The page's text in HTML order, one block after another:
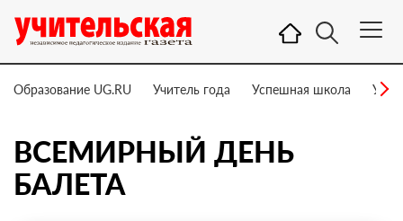
Образование UG.RU Учитель года Успешная школа
ВСЕМИРНЫЙ ДЕНЬ
БАЛЕТА